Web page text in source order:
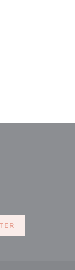
numa nova
((abre numa